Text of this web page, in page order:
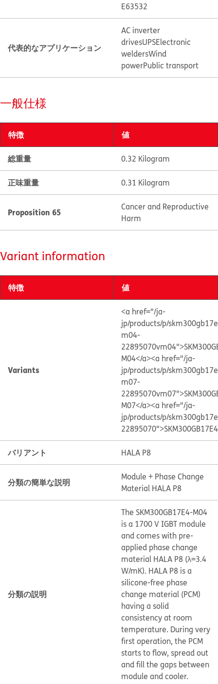
E63532
代表的なアプリケーション
AC inverter
drivesUPSElectronic
weldersWind
powerPublic transport
一般仕様
特徴 値
総重量 0.32 Kilogram
正味重量 0.31 Kilogram
Proposition 65
Cancer and Reproductive
Harm
Variant information
特徴 値
Variants
<a href="/ja-
jp/products/p/
m04-
M04</a><a href="/ja-
jp/products/p/
m07-
M07</a><a href="/ja-
jp/products/p/
バリアント HALA P8
分類の簡単な説明
Module + Phase Change
Material HALA P8
分類の説明
The SKM300GB17E4-M04
is a 1700 V IGBT module
and comes with pre-
applied phase change
material HALA P8 (λ=3.4
W/mK). HALA P8 is a
silicone-free phase
change material (PCM)
having a solid
consistency at room
temperature. During very
first operation, the PCM
starts to flow, spread out
and fill the gaps between
module and cooler.